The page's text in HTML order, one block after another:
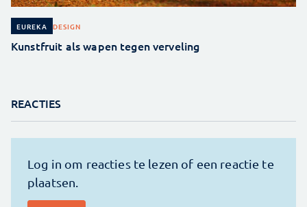
EUREKA DESIGN
Kunstfruit als wapen tegen verveling
REACTIES